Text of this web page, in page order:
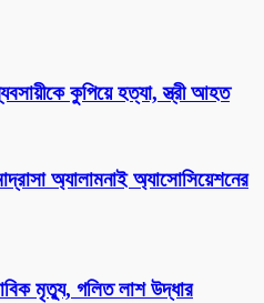
কুপিয়ে হত্যা, স্ত্রী আহত
অ্যালামনাই অ্যাসোসিয়েশনের
মৃত্যু, গলিত লাশ উদ্ধার